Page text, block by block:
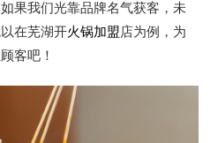
果我们光靠品牌名气获客，未
在芜湖开火锅加盟店为例，为
客吧！